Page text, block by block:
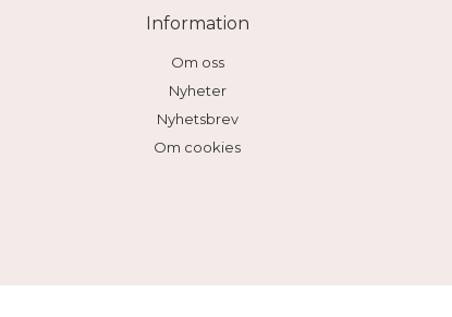
Information
Om oss
Nyheter
Nyhetsbrev
Om cookies